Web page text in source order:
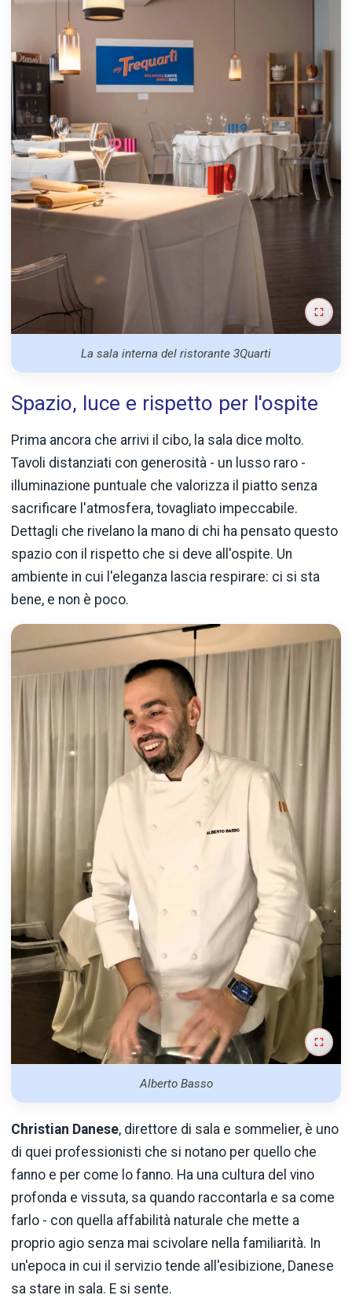
La sala interna del ristorante 3Quarti
Spazio, luce e rispetto per l'ospite
Prima ancora che arrivi il cibo, la sala dice molto.
Tavoli distanziati con generosità - un lusso raro -
illuminazione puntuale che valorizza il piatto senza
sacrificare l'atmosfera, tovagliato impeccabile.
Dettagli che rivelano la mano di chi ha pensato questo
spazio con il rispetto che si deve all'ospite. Un
ambiente in cui l'eleganza lascia respirare: ci si sta
bene, e non è poco.
Alberto Basso
Christian Danese, direttore di sala e sommelier, è uno
di quei professionisti che si notano per quello che
fanno e per come lo fanno. Ha una cultura del vino
profonda e vissuta, sa quando raccontarla e sa come
farlo - con quella affabilità naturale che mette a
proprio agio senza mai scivolare nella familiarità. In
un'epoca in cui il servizio tende all'esibizione, Danese
sa stare in sala. E si sente.